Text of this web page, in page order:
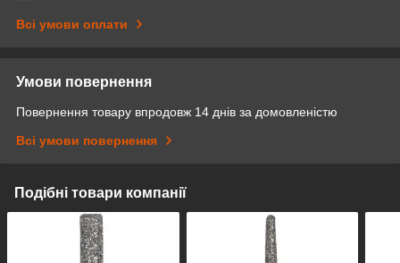
Всі умови оплати
Умови повернення
Повернення товару впродовж 14 днів за домовленістю
Всі умови повернення
Подібні товари компанії